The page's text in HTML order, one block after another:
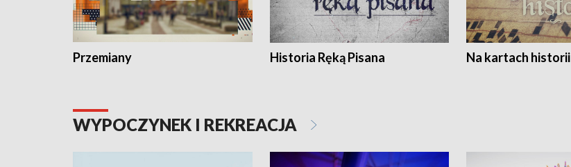
Przemiany Historia Ręką Pisana Na kartach historii
WYPOCZYNEK I REKREACJA